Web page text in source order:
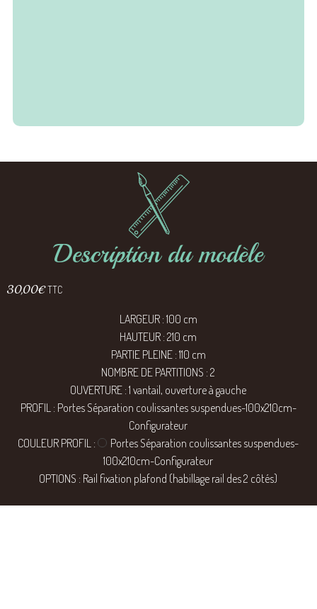
Description du modèle
30,00€TTC
LARGEUR : 100 cm
HAUTEUR : 210 cm
PARTIE PLEINE : 110 cm
NOMBRE DE PARTITIONS : 2
OUVERTURE : 1 vantail, ouverture à gauche
PROFIL : Portes Séparation coulissantes suspendues-100x210cm-
Configurateur
COULEUR PROFIL :
Portes Séparation coulissantes suspendues-
100x210cm-Configurateur
OPTIONS : Rail fixation plafond (habillage rail des 2 côtés)